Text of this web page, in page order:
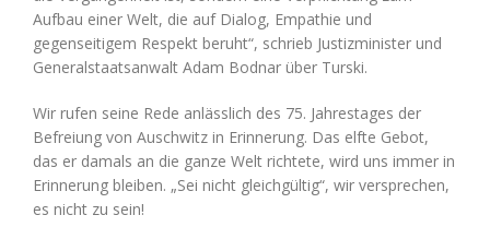
Aufbau einer Welt, die auf Dialog, Empathie und
gegenseitigem Respekt beruht“, schrieb Justizminister und
Generalstaatsanwalt Adam Bodnar über Turski.
Wir rufen seine Rede anlässlich des 75. Jahrestages der
Befreiung von Auschwitz in Erinnerung. Das elfte Gebot,
das er damals an die ganze Welt richtete, wird uns immer in
Erinnerung bleiben. „Sei nicht gleichgültig“, wir versprechen,
es nicht zu sein!